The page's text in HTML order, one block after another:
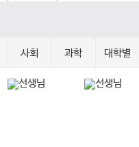
사회 과학 대학별